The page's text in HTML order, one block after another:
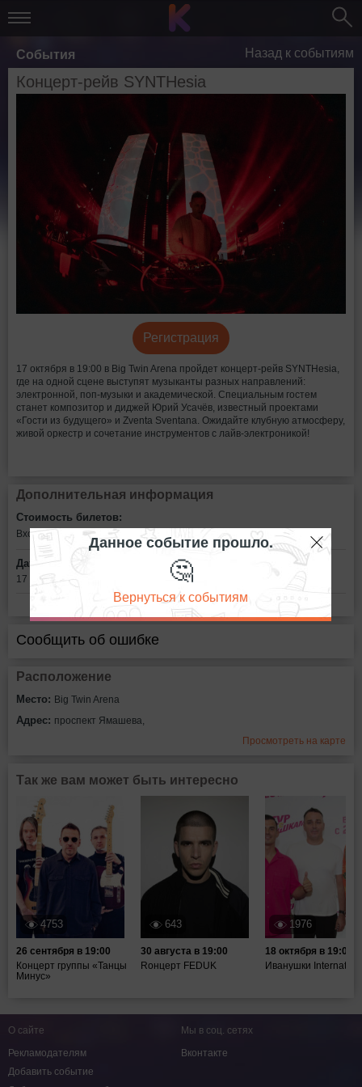
События Назад к событиям
Концерт-рейв SYNTHesia
Регистрация
17 октября в 19:00 в Big Twin Arena пройдет концерт-рейв SYNTHesia,
где на одной сцене выступят музыканты разных направлений:
электронной, поп-музыки и академической. Специальным гостем
станет композитор и диджей Юрий Усачёв, известный проектами
«Гости из будущего» и Zventa Sventana. Ожидайте клубную атмосферу,
живой оркестр и сочетание инструментов с лайв-электроникой!
Дополнительная информация
Стоимость билетов:
Вход свободный
Дата:
17 октября в 19:00
Сообщить об ошибке
Расположение
Место: Big Twin Arena
Адрес: проспект Ямашева,
Просмотреть на карте
Так же вам может быть интересно
4753
26 сентября в 19:00
Концерт группы «Танцы
Минус»
643
30 августа в 19:00
Rонцерт FEDUK
1976
18 октября в 19:00
Иванушки
Данное событие прошло.
🤔
Вернуться к событиям
О сайте
Рекламодателям
Добавить событие
Мы в соц. сетях
Вконтакте